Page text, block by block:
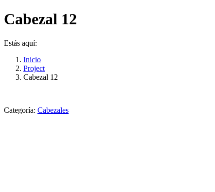
Cabezal 12
Estás aquí:
Inicio
Project
Cabezal 12
Categoría: Cabezales